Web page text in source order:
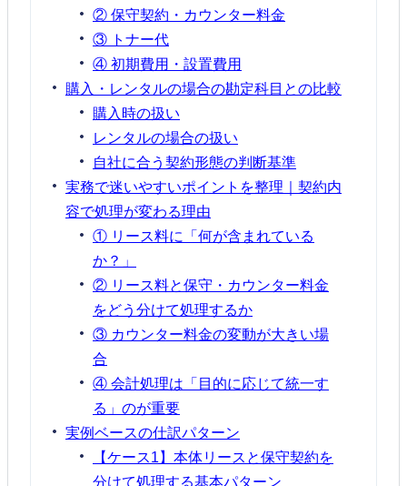
② 保守契約・カウンター料金
③ トナー代
④ 初期費用・設置費用
購入・レンタルの場合の勘定科目との比較
購入時の扱い
レンタルの場合の扱い
自社に合う契約形態の判断基準
実務で迷いやすいポイントを整理｜契約内
容で処理が変わる理由
① リース料に「何が含まれている
か？」
② リース料と保守・カウンター料金
をどう分けて処理するか
③ カウンター料金の変動が大きい場
合
④ 会計処理は「目的に応じて統一す
る」のが重要
実例ベースの仕訳パターン
【ケース1】本体リースと保守契約を
分けて処理する基本パターン